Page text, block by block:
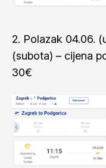
2. Polazak 04.06.
(subota) – cijena
30€